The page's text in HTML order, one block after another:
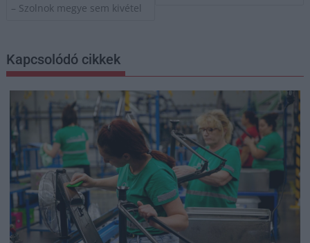
– Szolnok megye sem kivétel
Kapcsolódó cikkek